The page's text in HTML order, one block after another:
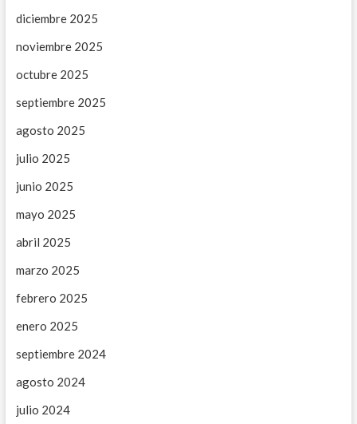
diciembre 2025
noviembre 2025
octubre 2025
septiembre 2025
agosto 2025
julio 2025
junio 2025
mayo 2025
abril 2025
marzo 2025
febrero 2025
enero 2025
septiembre 2024
agosto 2024
julio 2024